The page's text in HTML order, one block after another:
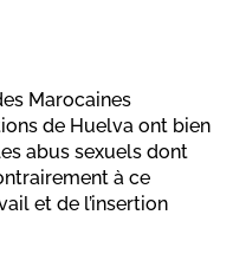
Marocaines
de Huelva ont bien
abus sexuels dont
à ce
et de l’insertion